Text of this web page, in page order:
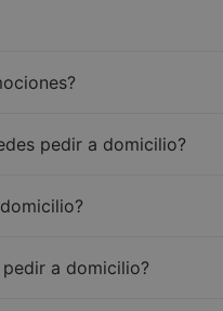
pedir a domicilio?
pedir a domicilio?